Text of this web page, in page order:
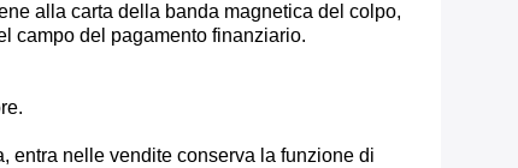
alla carta della banda magnetica del colpo,
campo del pagamento finanziario.
entra nelle vendite conserva la funzione di